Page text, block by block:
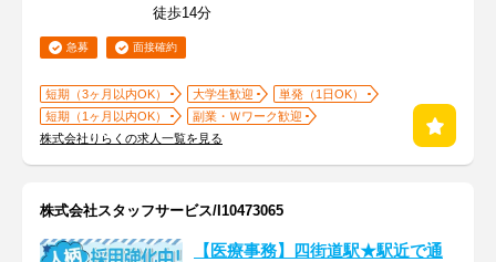
徒歩14分
急募 面接確約
短期（3ヶ月以内OK） 大学生歓迎
単発（1日OK）
短期（1ヶ月以内OK）
副業・Ｗワーク歓迎
株式会社りらくの求人一覧を見る
株式会社スタッフサービス/I10473065
【医療事務】四街道駅★駅近で通